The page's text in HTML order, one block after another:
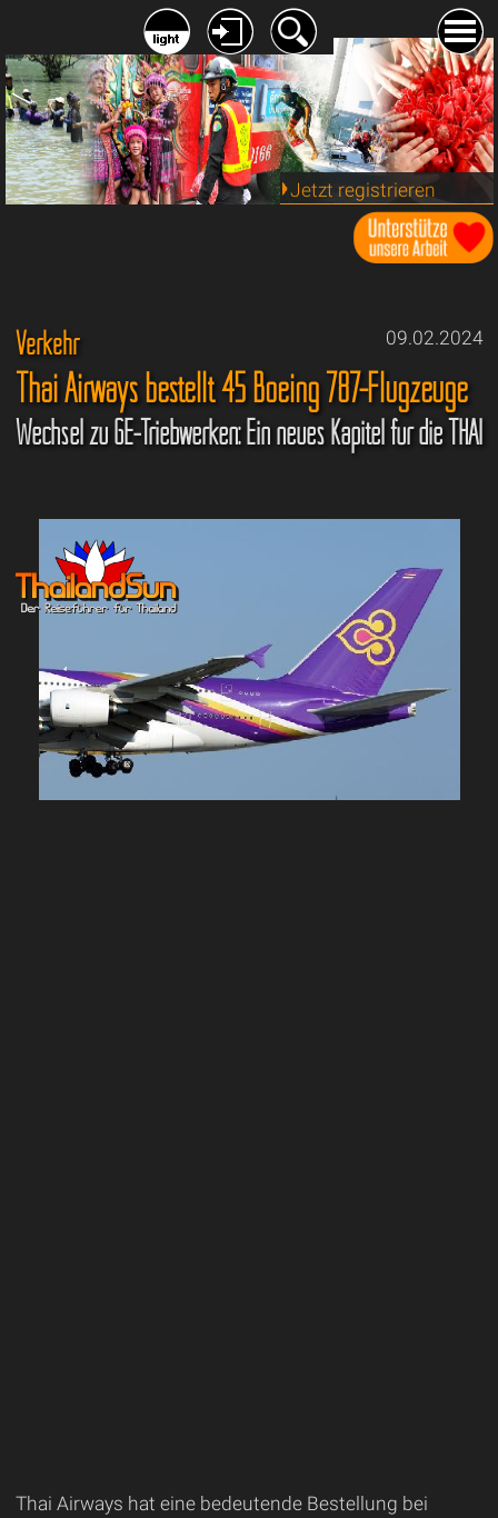
Jetzt registrieren
09.02.2024
Verkehr
Thai Airways bestellt 45 Boeing 787-Flugzeuge
Wechsel zu GE-Triebwerken: Ein neues Kapitel für die THAI
Thai Airways hat eine bedeutende Bestellung bei